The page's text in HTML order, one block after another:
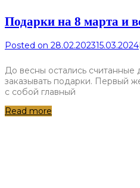
Подарки на 8 марта и
Posted on 28.02.202315.03.2024
До весны остались считанные
заказывать подарки. Первый
с собой главный
Read more